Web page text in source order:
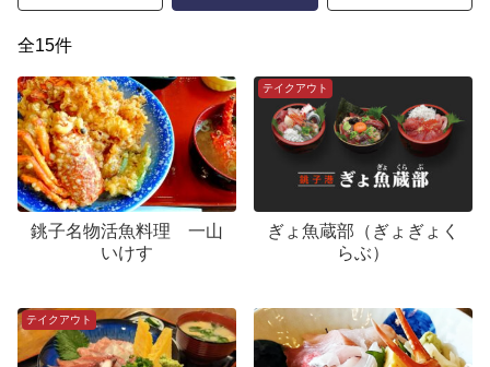
全15件
銚子名物活魚料理 一山
いけす
テイクアウト
ぎょ魚蔵部（ぎょぎょく
らぶ）
テイクアウト